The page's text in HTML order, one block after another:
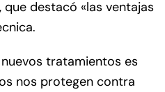
que destacó «las ventajas
tratamientos es
nos protegen contra